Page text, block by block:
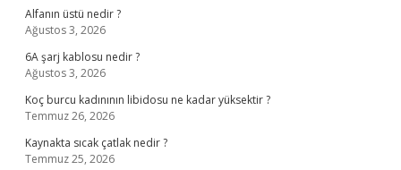
Alfanın üstü nedir ?
Ağustos 3, 2026
6A şarj kablosu nedir ?
Ağustos 3, 2026
Koç burcu kadınının libidosu ne kadar yüksektir ?
Temmuz 26, 2026
Kaynakta sıcak çatlak nedir ?
Temmuz 25, 2026